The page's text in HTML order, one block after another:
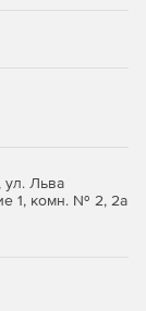
ул. Льва
1, комн. № 2, 2а